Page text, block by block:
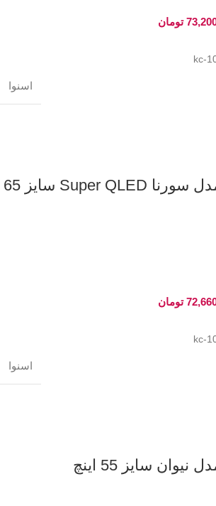
تومان
kc-
اسنوا
تلویزیون اسنوا مدل سورنا Super QLED سایز 65
تومان
kc-
اسنوا
سایز 55 اینچ